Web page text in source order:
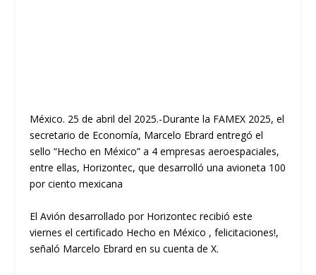
México. 25 de abril del 2025.-Durante la FAMEX 2025, el
secretario de Economía, Marcelo Ebrard entregó el
sello “Hecho en México” a 4 empresas aeroespaciales,
entre ellas, Horizontec, que desarrolló una avioneta 100
por ciento mexicana
El Avión desarrollado por Horizontec recibió este
viernes el certificado Hecho en México , felicitaciones!,
señaló Marcelo Ebrard en su cuenta de X.